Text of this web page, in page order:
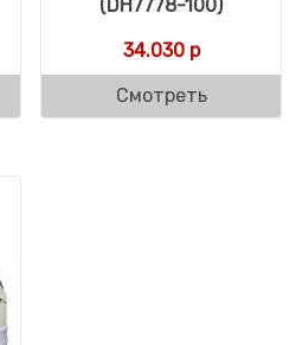
(DH7778-100)
34.030р
Смотреть